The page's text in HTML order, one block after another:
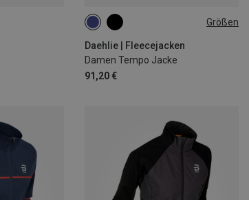
Größen
Daehlie | Fleecejacken
Damen Tempo Jacke
91,20 €
XS S